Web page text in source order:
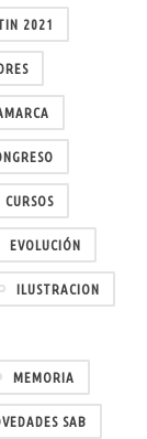
2021
CURSOS
EVOLUCIÓN
ILUSTRACION
MEMORIA
SAB